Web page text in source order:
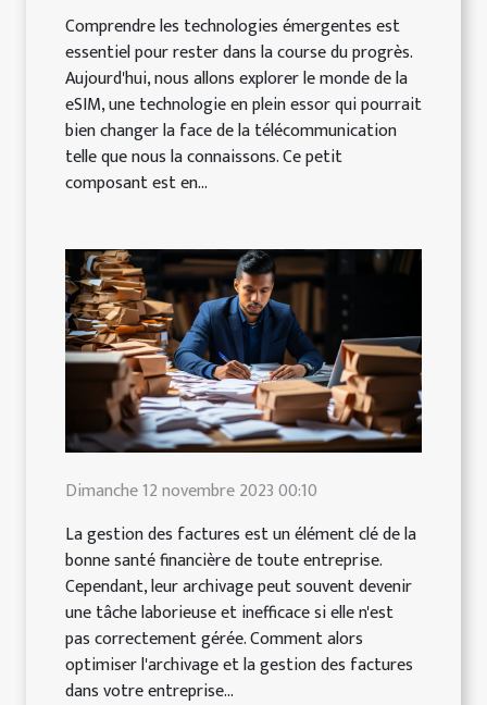
Comprendre les technologies émergentes est
essentiel pour rester dans la course du progrès.
Aujourd'hui, nous allons explorer le monde de la
eSIM, une technologie en plein essor qui pourrait
bien changer la face de la télécommunication
telle que nous la connaissons. Ce petit
composant est en...
Dimanche 12 novembre 2023 00:10
La gestion des factures est un élément clé de la
bonne santé financière de toute entreprise.
Cependant, leur archivage peut souvent devenir
une tâche laborieuse et inefficace si elle n'est
pas correctement gérée. Comment alors
optimiser l'archivage et la gestion des factures
dans votre entreprise...